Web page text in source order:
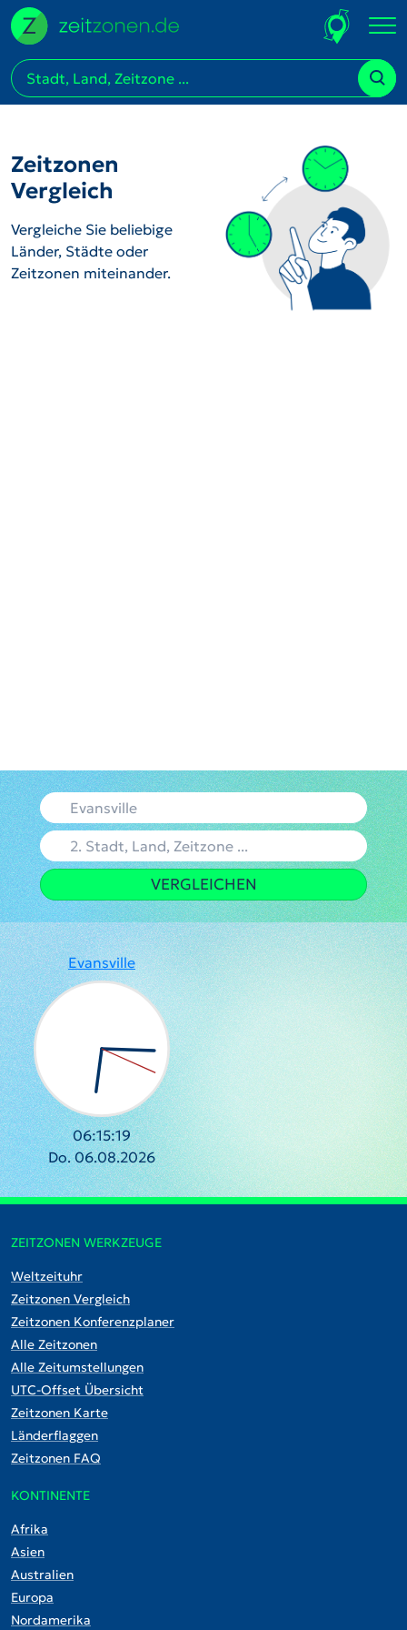
Zeitzonen
Vergleich
Vergleiche Sie beliebige
Länder, Städte oder
Zeitzonen miteinander.
VERGLEICHEN
Evansville
06:15:19
Do. 06.08.2026
ZEITZONEN WERKZEUGE
Weltzeituhr
Zeitzonen Vergleich
Zeitzonen Konferenzplaner
Alle Zeitzonen
Alle Zeitumstellungen
UTC-Offset Übersicht
Zeitzonen Karte
Länderflaggen
Zeitzonen FAQ
KONTINENTE
Afrika
Asien
Australien
Europa
Nordamerika